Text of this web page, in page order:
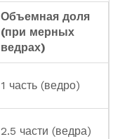
Объемная доля
(при мерных
ведрах)
1 часть (ведро)
2.5 части (ведра)